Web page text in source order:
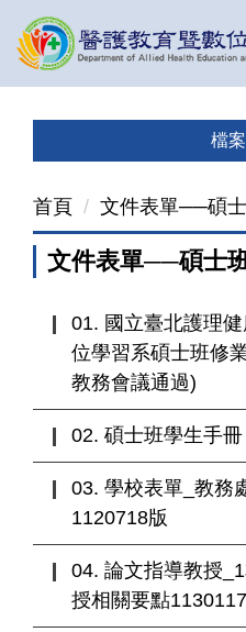
跳
到
檔
碩士班
首頁 文件表單──碩
文件表單──碩士
01. 國立臺北護理
位學習系碩士班修
教務會議通過)
02. 碩士班學生手冊
03. 學校表單_教務
1120718版
04. 論文指導教授
授相關要點1130117